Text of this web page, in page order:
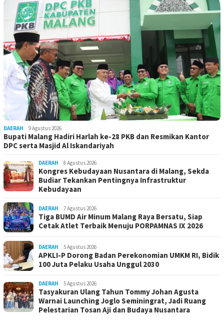
DAERAH 9 Agustus 2026
Bupati Malang Hadiri Harlah ke-28 PKB dan Resmikan Kantor
DPC serta Masjid Al Iskandariyah
DAERAH 8 Agustus 2026
Kongres Kebudayaan Nusantara di Malang, Sekda
Budiar Tekankan Pentingnya Infrastruktur
Kebudayaan
DAERAH 7 Agustus 2026
Tiga BUMD Air Minum Malang Raya Bersatu, Siap
Cetak Atlet Terbaik Menuju PORPAMNAS IX 2026
DAERAH 5 Agustus 2026
APKLI-P Dorong Badan Perekonomian UMKM RI, Bidik
100 Juta Pelaku Usaha Unggul 2030
DAERAH 5 Agustus 2026
Tasyakuran Ulang Tahun Tommy Johan Agusta
Warnai Launching Joglo Seminingrat, Jadi Ruang
Pelestarian Tosan Aji dan Budaya Nusantara